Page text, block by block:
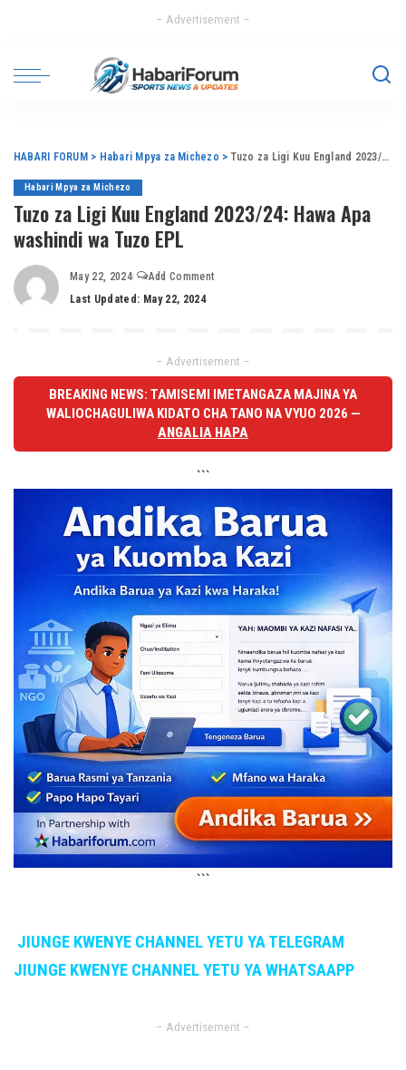
– Advertisement –
HABARI FORUM > Habari Mpya za Michezo > Tuzo za Ligi Kuu England 2023/24: Hawa Apa washindi wa Tuzo EPL
Habari Mpya za Michezo
Tuzo za Ligi Kuu England 2023/24: Hawa Apa
washindi wa Tuzo EPL
May 22, 2024
Add Comment
Last Updated: May 22, 2024
– Advertisement –
BREAKING NEWS: TAMISEMI IMETANGAZA MAJINA YA
WALIOCHAGULIWA KIDATO CHA TANO NA VYUO 2026 —
ANGALIA HAPA
```
```
JIUNGE KWENYE CHANNEL YETU YA TELEGRAM
JIUNGE KWENYE CHANNEL YETU YA WHATSAAPP
– Advertisement –